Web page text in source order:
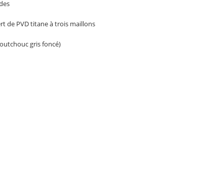
de PVD titane à trois maillons
gris foncé)